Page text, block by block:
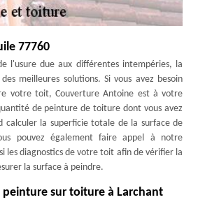
77760
l'usure due aux différentes intempéries, la
meilleures solutions. Si vous avez besoin
votre toit, Couverture Antoine est à votre
de peinture de toiture dont vous avez
calculer la superficie totale de la surface de
pouvez également faire appel à notre
les diagnostics de votre toit afin de vérifier la
la surface à peindre.
peinture sur toiture à Larchant